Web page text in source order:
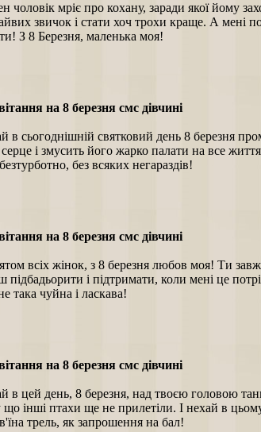
чоловік мріє про кохану, заради якої йому
звичок і стати хоч трохи краще. А мені
З 8 Березня, маленька моя!
на 8 березня смс дівчині
в сьогоднішній святковий день 8 березня
серце і змусить його жарко палати на все
без всяких негараздів!
на 8 березня смс дівчині
всіх жінок, з 8 березня любов моя! Ти
підбадьорити і підтримати, коли мені це
така чуйна і ласкава!
на 8 березня смс дівчині
в цей день, 8 березня, над твоєю головою
що інші птахи ще не прилетіли. І нехай в
трель, як запрошення на бал!